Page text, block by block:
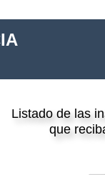
Listado de las
que